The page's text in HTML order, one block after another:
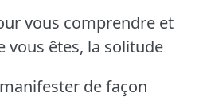
vous comprendre et
vous êtes, la solitude
de façon